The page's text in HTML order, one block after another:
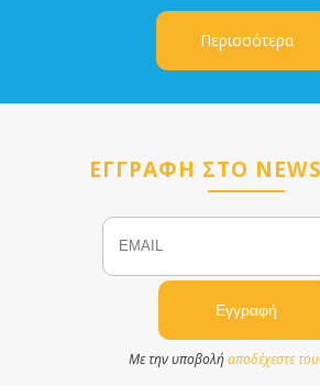
Περισσότερα
ΕΓΓΡΑΦΗ ΣΤΟ
Email
Με την υποβολήαποδέχεστε